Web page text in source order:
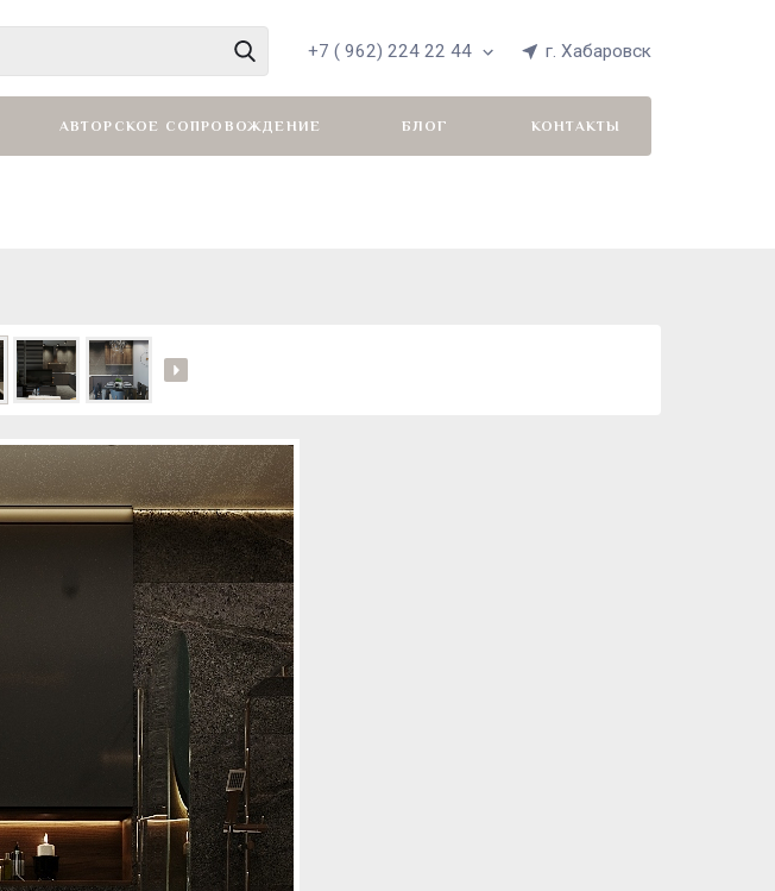
+7 ( 962) 224 22 44 г. Хабаровск
АВТОРСКОЕ СОПРОВОЖДЕНИЕ БЛОГ КОНТАКТЫ